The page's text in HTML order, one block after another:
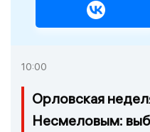
10:00
Орловская
Несмеловым: